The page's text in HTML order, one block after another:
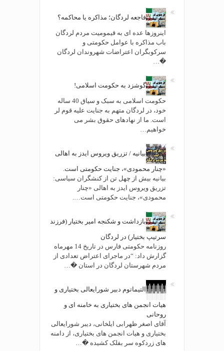
فاجعه لردگان؛ مذاکره یا محاکمه؟
اینروزها عده ای به قیمومیت مردم لردگان
باب مذاکره با عوامل حکومتی و
سرکوبگران اعتراضات شهروندان لردگان
�…
گوشزد به حکومت اسلامی!
حکومت اسلامی به سبک و سیاق 40 ساله
خود، در لردگان متهم به جنایت علیه قوم لر
است. ما از نهادهای حقوق بشر می
خواهیم…
بیانیه / تزریق ویروس ایدز به اهالی
«چنار محمودی»، جنایت حکومتی است.
بیانیه بیش از چهل تن از کنشگران سیاسی:
تزریق ویروس ایدز به اهالی «چنار
محمودی»، جنایت حکومتی است….
بازداشت و شکنجه امیر بختیار (فرزند
سرتیپ بختیار) در لردگان
روزنامه حکومتی فارس در تاریخ 14 مهرماه
گزارش داد: “در ماجرای اعتراض تعدادی از
مردم شهرستان لردگان در استان �…
التیماتوم دبیر شورایعالی بختیاری و
هیات انجمن های بختیاری به خامنه ای و
روحانی
آقای اصغر ظهرابی ایلخانی، دیبر شورایعالی
بختیاری و هیات انجمن های بختیاری، از دامنه
های زردکوه سر بفلک کشیده �…